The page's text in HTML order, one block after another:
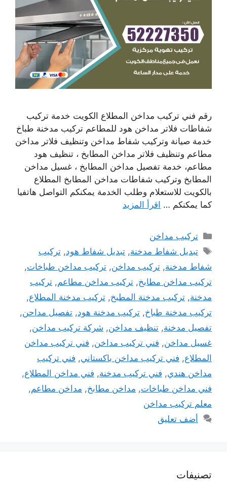
رقم فني تركيب مداخن المطلاع الكويت خدمة تركيب
شفاطات فلاتر مداخن هود للمطاعم تركيب مدخنة طباخ
خدمة صيانة وتركيب شفاط مداخن وتنظيف فلاتر مداخن
مطاعم وتنظيف فلاتر مداخن المطابخ ، تنظيف هود
مطاعم، خدمة تفصيل مداخن المطابخ ، غسيل مداخن
المطابخ وتركيب شفاطات مداخن المطابخ المطلاع
بالكويت للاستعلام وطلب الخدمة يمكنكم التواصل هاتفيا
كما يمكنكم … اقرأ المزيد
التصنيفات
تركيب مداخن
الوسوم
تبديل شفاط مدخنة,تبديل شفاط هود,تركيب
شفاط مدخنة, تركيب مداخن, تركيب مداخن طباخات,
تركيب مداخن مطابخ, تركيب مداخن مطاعم, تركيب
مدخنة, تركيب مدخنة المطبخ, تركيب مدخنة المطلاع,
تركيب مدخنة طباخ, تركيب مدخنة هود, تفصيل مداحن,
تفصيل مدخنة, تنظيف مداخن, شركة تركيب مداخن,
غسيل مداخن, فني تركيب مداخن, فني تركيب مداخن
المطلاع, فني تركيب مداخن باكستاني, فني تركيب
مداخن هندي, فني تركيب مدخنة, فني مداخن المطلاع,
فني مداخن طباخات, مداخن مطابخ, مداخن مطاعم,
معلم تركيب مداخن
أضف تعليق
تصنيفات